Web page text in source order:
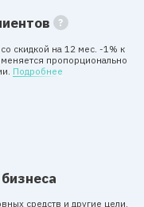
скидкой на 12 мес. -1% к
пропорционально
Подробнее
средств и другие цели,